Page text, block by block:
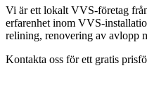
Vi är ett lokalt VVS-företag
erfarenhet inom VVS-
relining, renovering av avlopp
Kontakta oss för ett gratis